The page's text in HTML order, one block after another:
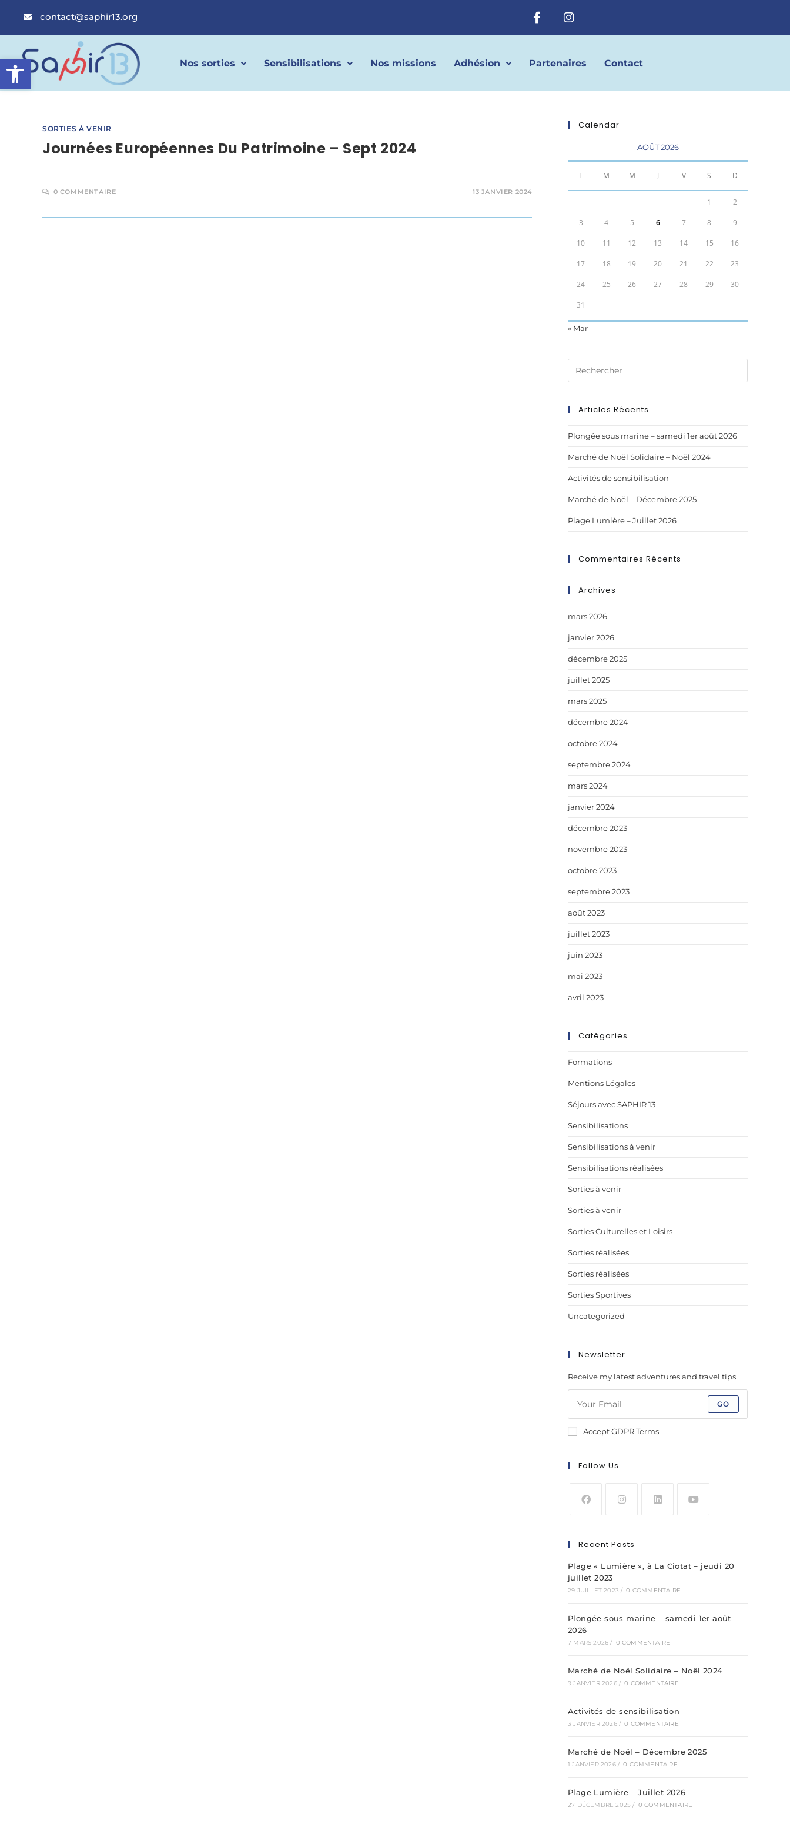
Ouvrir la barre d’outils
contact@saphir13.org
Nos sorties Sensibilisations Nos missions Adhésion Partenaires Contact
SORTIES À VENIR
Journées Européennes Du Patrimoine – Sept 2024
0 COMMENTAIRE 13 JANVIER 2024
Calendar
AOÛT 2026
L M M J V S D
1 2
3 4 5 6 7 8 9
10 11 12 13 14 15 16
17 18 19 20 21 22 23
24 25 26 27 28 29 30
31
« Mar
Articles Récents
Plongée sous marine – samedi 1er août 2026
Marché de Noël Solidaire – Noël 2024
Activités de sensibilisation
Marché de Noël – Décembre 2025
Plage Lumière – Juillet 2026
Commentaires Récents
Archives
mars 2026
janvier 2026
décembre 2025
juillet 2025
mars 2025
décembre 2024
octobre 2024
septembre 2024
mars 2024
janvier 2024
décembre 2023
novembre 2023
octobre 2023
septembre 2023
août 2023
juillet 2023
juin 2023
mai 2023
avril 2023
Catégories
Formations
Mentions Légales
Séjours avec SAPHIR 13
Sensibilisations
Sensibilisations à venir
Sensibilisations réalisées
Sorties à venir
Sorties à venir
Sorties Culturelles et Loisirs
Sorties réalisées
Sorties réalisées
Sorties Sportives
Uncategorized
Newsletter
Receive my latest adventures and travel tips.
GO
Accept GDPR Terms
Follow Us
Recent Posts
Plage « Lumière », à La Ciotat – jeudi 20
juillet 2023
29 JUILLET 2023 / 0 COMMENTAIRE
Plongée sous marine – samedi 1er août
2026
7 MARS 2026 / 0 COMMENTAIRE
Marché de Noël Solidaire – Noël 2024
9 JANVIER 2026 / 0 COMMENTAIRE
Activités de sensibilisation
3 JANVIER 2026 / 0 COMMENTAIRE
Marché de Noël – Décembre 2025
1 JANVIER 2026 / 0 COMMENTAIRE
Plage Lumière – Juillet 2026
27 DÉCEMBRE 2025 / 0 COMMENTAIRE